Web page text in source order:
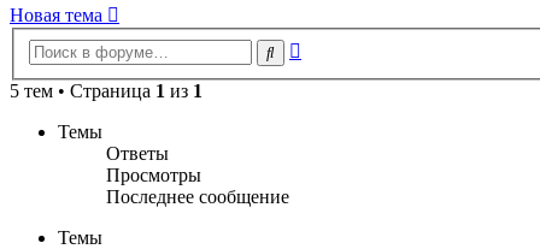
Новая
тема
Новая тема
Поиск
5 тем • Страница 1 из 1
Темы
Ответы
Просмотры
Последнее сообщение
Темы